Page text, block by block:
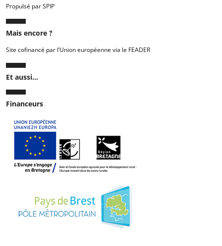
Propulsé par SPIP
Mais encore ?
Site cofinancé par l’Union européenne via le FEADER
Et aussi...
Financeurs